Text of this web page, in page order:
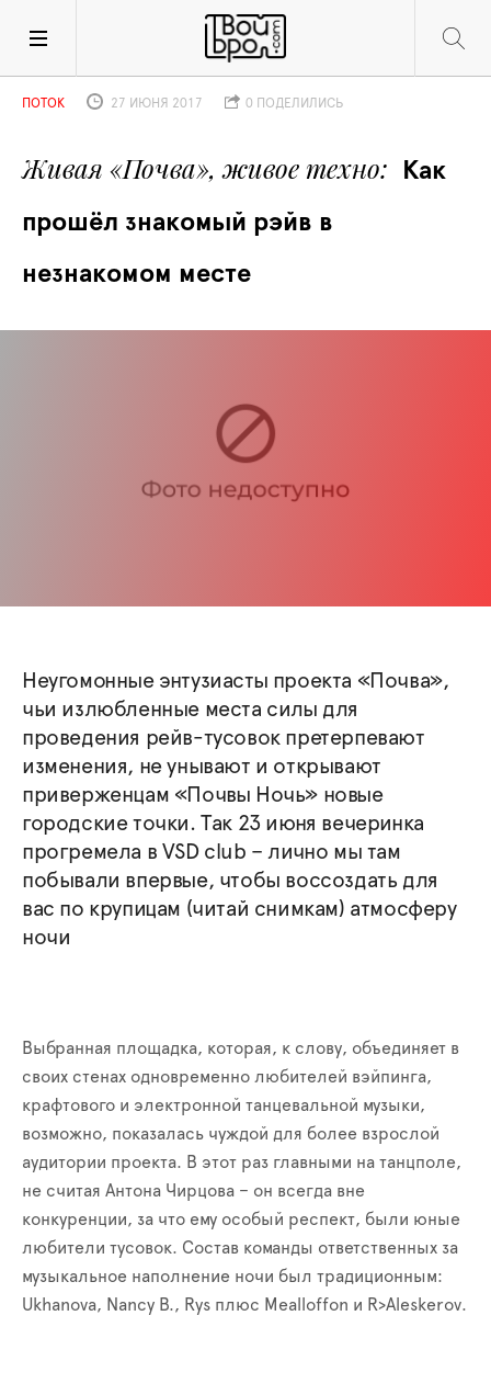
Живая «Почва», живое техно
Как
прошёл знакомый рэйв в
незнакомом месте
ПОТОК 27 ИЮНЯ 2017 0 ПОДЕЛИЛИСЬ
Неугомонные энтузиасты проекта «Почва»,
чьи излюбленные места силы для
проведения рейв-тусовок претерпевают
изменения, не унывают и открывают
приверженцам «Почвы Ночь» новые
городские точки. Так 23 июня вечеринка
прогремела в VSD сlub – лично мы там
побывали впервые, чтобы воссоздать для
вас по крупицам (читай снимкам) атмосферу
ночи
Выбранная площадка, которая, к слову, объединяет в
своих стенах одновременно любителей вэйпинга,
крафтового и электронной танцевальной музыки,
возможно, показалась чуждой для более взрослой
аудитории проекта. В этот раз главными на танцполе,
не считая Антона Чирцова – он всегда вне
конкуренции, за что ему особый респект, были юные
любители тусовок. Состав команды ответственных за
музыкальное наполнение ночи был традиционным:
Ukhanova, Nancy B., Rys плюс Mealloffon и R>Aleskerov.